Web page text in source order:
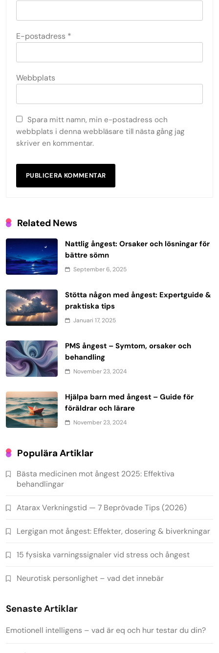
E-postadress *
Webbplats
Spara mitt namn, min e-postadress och
webbplats i denna webbläsare till nästa gång jag
skriver en kommentar.
Related News
Nattlig ångest: Orsaker och lösningar för
bättre sömn
September 6, 2025
Stötta någon med ångest: Expertguide &
praktiska tips
Januari 17, 2025
PMS ångest – Symtom, orsaker och
behandling
November 23, 2024
Hjälpa barn med ångest – Guide för
föräldrar och lärare
November 23, 2024
Populära Artiklar
Bästa medicinen mot ångest 2025: Effektiva
behandlingar
Atarax Verkningstid — 7 Beprövade Tips (2026)
Lergigan mot ångest: Effekter, dosering & biverkningar
15 fysiska varningssignaler vid stress och ångest
Neurotisk personlighet – vad det innebär
Senaste Artiklar
Emotionell intelligens – vad är eq och hur testar du din?